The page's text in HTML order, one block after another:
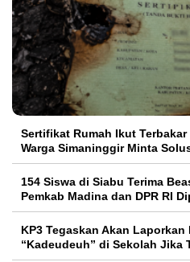
Sertifikat Rumah Ikut
Warga Simaninggir Minta
154 Siswa di Siabu Terima
Pemkab Madina dan DPR RI
KP3 Tegaskan Akan Laporkan
“Kadeudeuh” di Sekolah Jika